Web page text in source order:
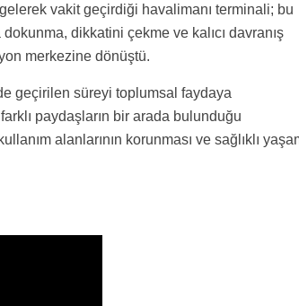
vakit geçirdiği havalimanı terminali; bu
dikkatini çekme ve kalıcı davranış
merkezine dönüştü.
geçirilen süreyi toplumsal faydaya
paydaşların bir arada bulunduğu
alanlarının korunması ve sağlıklı